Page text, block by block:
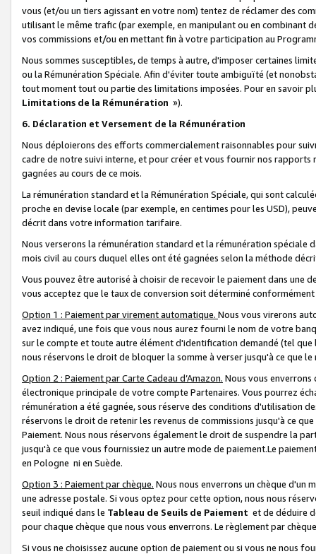
vous (et/ou un tiers agissant en votre nom) tentez de réclamer des
utilisant le même trafic (par exemple, en manipulant ou en combinant
vos commissions et/ou en mettant fin à votre participation au
Nous sommes susceptibles, de temps à autre, d'imposer certaines
ou la Rémunération Spéciale. Afin d'éviter toute ambiguïté (et
tout moment tout ou partie des limitations imposées. Pour en savoir
Limitations de la Rémunération »).
6. Déclaration et Versement de la Rémunération
Nous déploierons des efforts commercialement raisonnables pour
cadre de notre suivi interne, et pour créer et vous fournir nos
gagnées au cours de ce mois.
La rémunération standard et la Rémunération Spéciale, qui sont
proche en devise locale (par exemple, en centimes pour les USD),
décrit dans votre information tarifaire.
Nous verserons la rémunération standard et la rémunération spéciale
mois civil au cours duquel elles ont été gagnées selon la méthode
Vous pouvez être autorisé à choisir de recevoir le paiement dans une
vous acceptez que le taux de conversion soit déterminé
Option 1 : Paiement par virement automatique. Nous vous virerons
avez indiqué, une fois que vous nous aurez fourni le nom de votre
sur le compte et toute autre élément d'identification demandé (tel que
nous réservons le droit de bloquer la somme à verser jusqu'à ce que
Option 2 : Paiement par Carte Cadeau d’Amazon. Nous vous
électronique principale de votre compte Partenaires. Vous pourrez
rémunération a été gagnée, sous réserve des conditions d'utilisation
réservons le droit de retenir les revenus de commissions jusqu'à ce
Paiement. Nous nous réservons également le droit de suspendre la
jusqu'à ce que vous fournissiez un autre mode de paiement.Le
en Pologne ni en Suède.
Option 3 : Paiement par chèque. Nous nous enverrons un chèque d'un
une adresse postale. Si vous optez pour cette option, nous nous
seuil indiqué dans le Tableau de Seuils de Paiement et de déduire
pour chaque chèque que nous vous enverrons. Le règlement par
Si vous ne choisissez aucune option de paiement ou si vous ne nous